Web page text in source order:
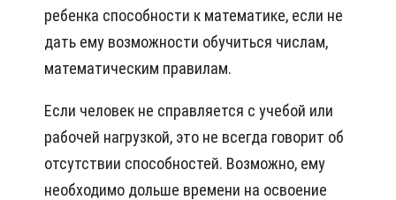
ребенка способности к математике, если не
дать ему возможности обучиться числам,
математическим правилам.
Если человек не справляется с учебой или
рабочей нагрузкой, это не всегда говорит об
отсутствии способностей. Возможно, ему
необходимо дольше времени на освоение